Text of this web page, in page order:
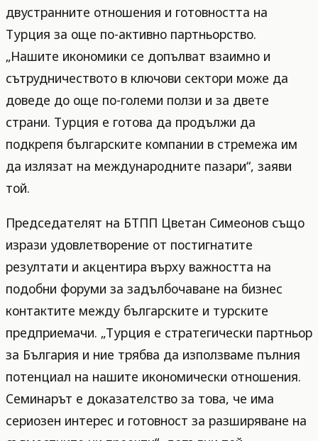
двустранните отношения и готовността на
Турция за още по-активно партньорство.
„Нашите икономики се допълват взаимно и
сътрудничеството в ключови сектори може да
доведе до още по-големи ползи и за двете
страни. Турция е готова да продължи да
подкрепя българските компании в стремежа им
да излязат на международните пазари“, заяви
той.
Председателят на БТПП Цветан Симеонов също
изрази удовлетворение от постигнатите
резултати и акцентира върху важността на
подобни форуми за задълбочаване на бизнес
контактите между българските и турските
предприемачи. „Турция е стратегически партньор
за България и ние трябва да използваме пълния
потенциал на нашите икономически отношения.
Семинарът е доказателство за това, че има
сериозен интерес и готовност за разширяване на